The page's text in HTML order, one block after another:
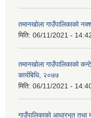
तमानखोला गाउँपालिकाको
मिति: 06/11/2021 -
तमानखोला गाउँपालिकाको
कार्यबिधि, २०७७
मिति: 06/11/2021 -
गाउँपालिकाको आधारभूत तथा